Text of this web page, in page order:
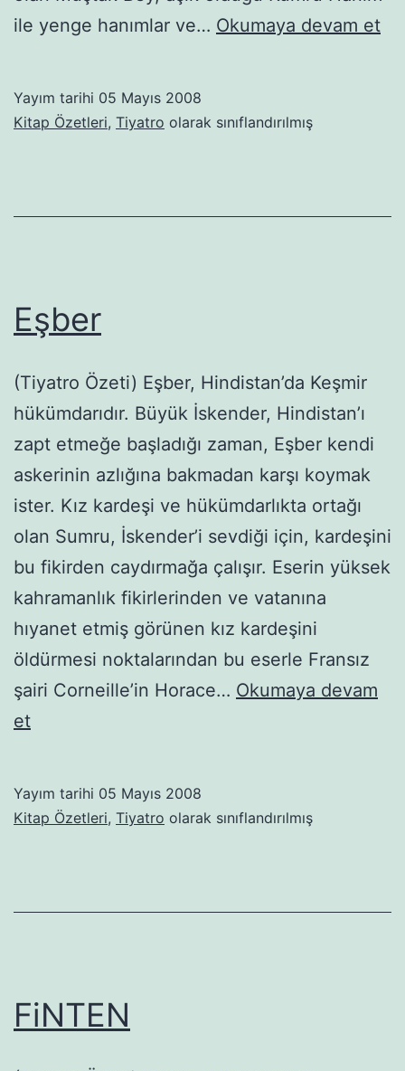
ile yenge hanımlar ve… Okumaya devam et
Yayım tarihi 05 Mayıs 2008
Kitap Özetleri, Tiyatro olarak sınıflandırılmış
Eşber
(Tiyatro Özeti) Eşber, Hindistan’da Keşmir
hükümdarıdır. Büyük İskender, Hindistan’ı
zapt etmeğe başladığı zaman, Eşber kendi
askerinin azlığına bakmadan karşı koymak
ister. Kız kardeşi ve hükümdarlıkta ortağı
olan Sumru, İskender’i sevdiği için, kardeşini
bu fikirden caydırmağa çalışır. Eserin yüksek
kahramanlık fikirlerinden ve vatanına
hıyanet etmiş görünen kız kardeşini
öldürmesi noktalarından bu eserle Fransız
şairi Corneille’in Horace… Okumaya devam
etEşber
Yayım tarihi 05 Mayıs 2008
Kitap Özetleri, Tiyatro olarak sınıflandırılmış
FiNTEN